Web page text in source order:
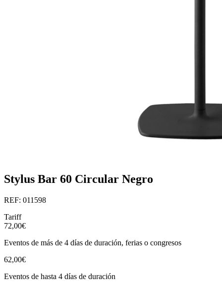
Stylus Bar 60 Circular Negro
REF: 011598
Tariff
72,00€
Eventos de más de 4 días de duración, ferias o congresos
62,00€
Eventos de hasta 4 días de duración